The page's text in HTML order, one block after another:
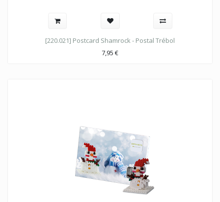
[220.021] Postcard Shamrock - Postal Trébol
7,95 €